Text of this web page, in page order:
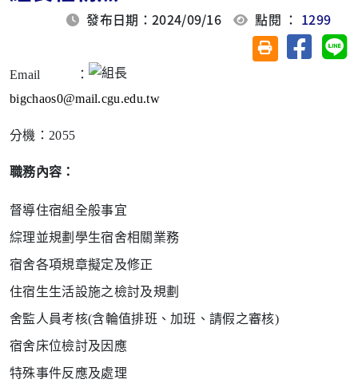
發布日期：2024/09/16 點閱 ： 1299
友善列印(另開視
分享至
Email ：
bigchaos0@mail.cgu.edu.tw
分機： 2055
職務內容：
督導住宿組全般事宜
綜理並規劃學生宿舍相關業務
宿舍各項規章擬定及修正
住宿生生活設施之檢討及規劃
舍監人員考核(含輪值排班、加班、請假之審核)
宿舍床位檢討及因應
特殊事件反應及處理